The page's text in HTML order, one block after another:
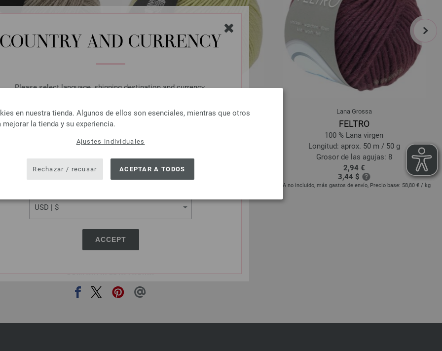
COUNTRY AND CURRENCY
Please select language, shipping destination and currency.
ACCEPT
en nuestra tienda. Algunos de ellos son esenciales, mientras que otros
mejorar la tienda y su experiencia.
Ajustes individuales
Rechazar / recusar ACEPTAR A TODOS
Lana Grossa
ELASTICO
aprox. 160 m / 50 g
de las agujas: 3,5 - 4,5
4,16 €
Lana Grossa
Longitud: aprox. 120 m / 50 g
Grosor de las agujas: 3,5 - 4
3,70 € - 5,46 €
4,32 $ - 6,38 $
Lana Grossa
FELTRO
100 % Lana virgen
Longitud: aprox. 50 m / 50 g
Grosor de las agujas: 8
2,94 €
3,44 $
IVA no incluido, más gastos de envío, Precio base: 58,80 € / kg
next
COMPARTIR ESTA PÁGINA